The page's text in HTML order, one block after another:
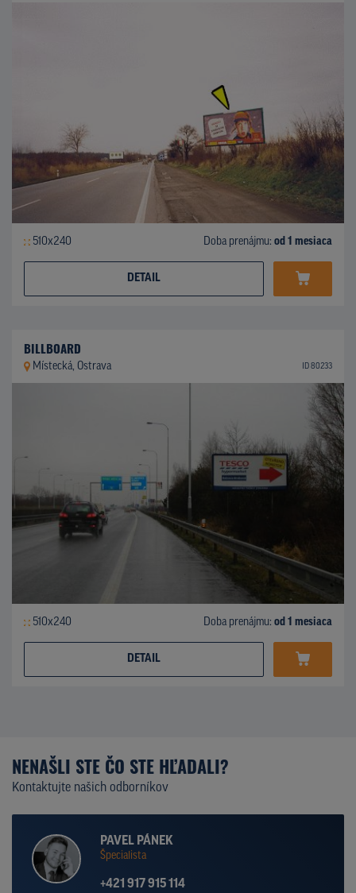
510x240 Doba prenájmu: od 1 mesiaca
DETAIL
BILLBOARD
Místecká, Ostrava ID 80233
510x240 Doba prenájmu: od 1 mesiaca
DETAIL
NENAŠLI STE ČO STE HĽADALI?
Kontaktujte našich odborníkov
PAVEL PÁNEK
Špecialista
+421 917 915 114